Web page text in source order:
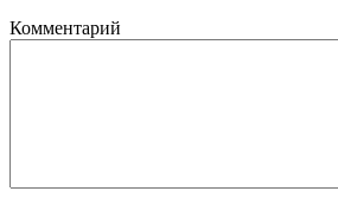
Комментарий